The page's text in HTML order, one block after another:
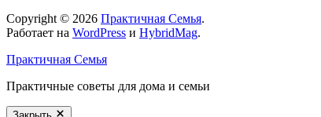
Copyright © 2026 Практичная Семья.
Работает на WordPress и HybridMag.
Практичная Семья
Практичные советы для дома и семьи